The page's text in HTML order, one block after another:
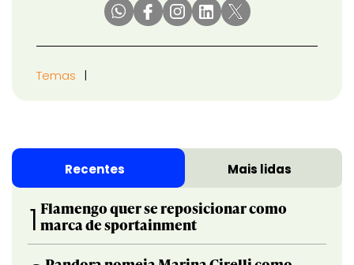
Temas
Recentes Mais lidas
1 Flamengo quer se reposicionar como
marca de sportainment